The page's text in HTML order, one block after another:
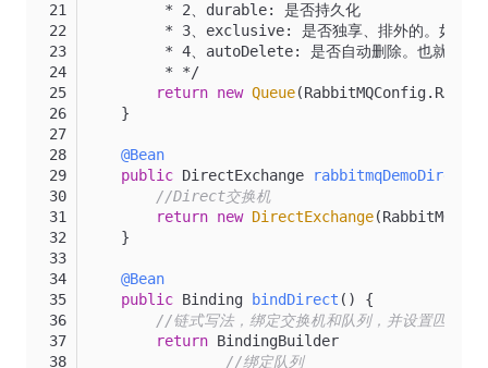
         * 2、durable: 是否持久化
* 3、exclusive: 是否独享、排外的。如果设
* 4、autoDelete: 是否自动删除。也就是临
         * */
return new Queue
    }
@Bean
public DirectExchange
//Direct交换机
return new DirectExchange
    }
@Bean
public Binding bindDirect ()
{
//链式写法，绑定交换机和队列，并设置匹配键
return BindingBuilder
//绑定队列